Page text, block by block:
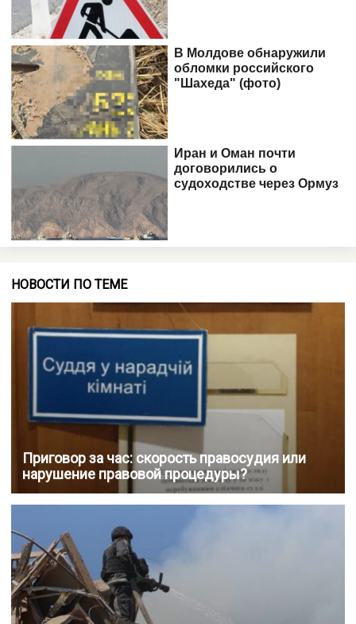
НОВОСТИ ПО ТЕМЕ
Приговор за час: скорость правосудия или
нарушение правовой процедуры?